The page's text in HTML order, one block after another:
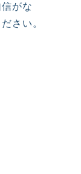
がな
さい。